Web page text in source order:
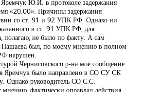
Яремчук Ю.И. в протоколе задержания
«20.00». Причины задержания
со ст. 91 и 92 УПК РФ. Однако ни
в ст. 91 УПК РФ, для
полагаю, не было по факту. А сам
Пашаева был, по моему мнению в полном
нарушен.
Черниговского р-на моё сообщение
Яремчук было направлено в СО СУ СК
Однако руководитель СО С.С.
фактически оправдал действия